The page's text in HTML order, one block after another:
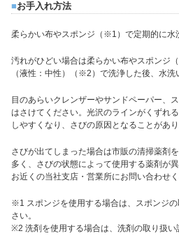
■お手入れ方法
柔らかい布やスポンジ（※1）で定期的に水
汚れがひどい場合は柔らかい布やスポンジ
（液性：中性）（※2）で洗浄した後、水洗
目のあらいクレンザーやサンドペーパー、
はさけてください。光沢のラインがくずれ
しやすくなり、さびの原因となることがあり
さびが出てしまった場合は市販の清掃薬剤
多く、さびの状態によって使用する薬剤が
お近くの当社支店・営業所にお問い合わせく
※1 スポンジを使用する場合は、スポンジ
さい。
※2 洗剤を使用する場合は、洗剤の取り扱い